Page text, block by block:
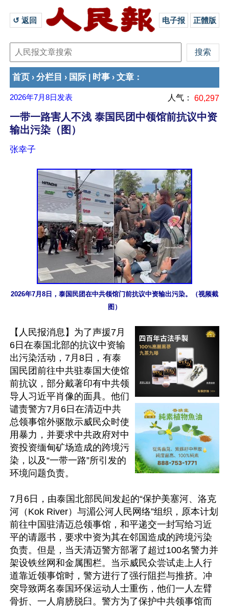
↺ 返回 电子报 正體版
首页 › 分栏目 › 国际 时事 › 文章 ：
2026年7月8日 发表 人气： 60,297
一带一路害人不浅 泰国民团中领馆前抗议中资
输出污染（图）
张幸子
2026年7月8日，泰国民团在中共领馆门前抗议中资输出污染。（视频截
图）
【人民报消息】为了声援7月
6日在泰国北部的抗议中资输
出污染活动，7月8日，有泰
国民团前往中共驻泰国大使馆
前抗议，部分戴著印有中共领
导人习近平肖像的面具。他们
谴责警方7月6日在清迈中共
总领事馆外驱散示威民众时使
用暴力，并要求中共政府对中
资投资缅甸矿场造成的跨境污
染，以及“一带一路”所引发的
环境问题负责。
7月6日，由泰国北部民间发起的“保护美塞河、洛克
河（Kok River）与湄公河人民网络”组织，原本计划
前往中国驻清迈总领事馆，和平递交一封写给习近
平的请愿书，要求中资为其在邻国造成的跨境污染
负责。但是，当天清迈警方部署了超过100名警力并
架设铁丝网和金属围栏。当示威民众尝试走上人行
道靠近领事馆时，警方进行了强行阻拦与推挤。冲
突导致两名泰国环保运动人士重伤，他们一人左臂
骨折、一人肩膀脱臼。警方为了保护中共领事馆而